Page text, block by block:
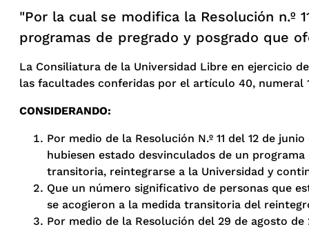
"Por la cual se modifica la Resolución
programas de pregrado y posgrado que
La Consiliatura de la Universidad Libre en ejercicio
las facultades conferidas por el artículo 40, numeral
CONSIDERANDO:
Por medio de la Resolución N.º 11 del 12 de
hubiesen estado desvinculados de un
transitoria, reintegrarse a la Universidad y
Que un número significativo de personas que
se acogieron a la medida transitoria del
Por medio de la Resolución del 29 de agosto